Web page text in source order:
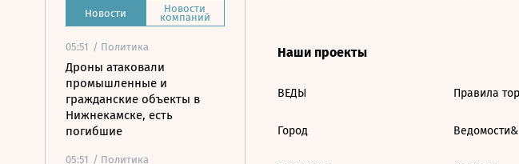
Новости Новости
компаний
05:51 / Политика
Дроны атаковали
промышленные и
гражданские объекты в
Нижнекамске, есть
погибшие
05:51 / Политика
Наши проекты
ВЕДЫ
Город
Правила
Ведомости&